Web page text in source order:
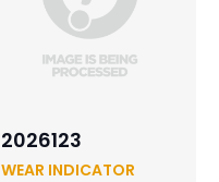
2026123
WEAR INDICATOR